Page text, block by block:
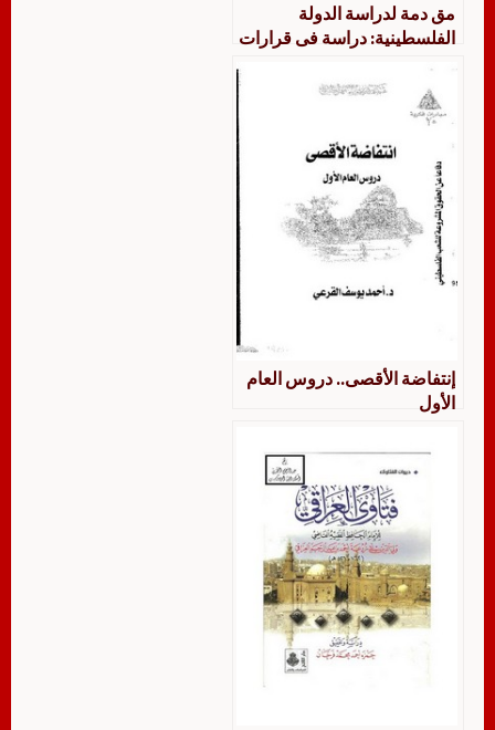
مق دمة لدراسة الدولة
الفلسطينية: دراسة فى قرارات
الشعب الفلسطينى, الاقليم,
الحدود, الاعتراف, حق الشعب
نفى شبهات الارهاب, حقوق
الاقليات, الجرائم الدولية التى
ترتكبها اسرائيل فى حق الشعب
الفلسطينى
إنتفاضة الأقصى.. دروس العام
الأول